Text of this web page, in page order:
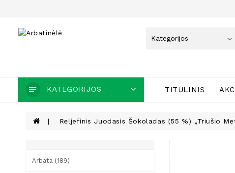
KATEGORIJOS TITULINIS
Reljefinis Juodasis Šokoladas (55 %) „Triušio
Arbata (189)